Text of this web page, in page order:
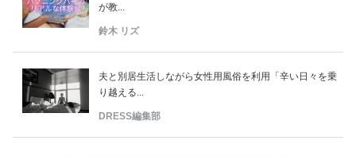
が教...
鈴木 リズ
夫と別居生活しながら女性用風俗を利用「辛い日々を乗
り越える...
DRESS編集部